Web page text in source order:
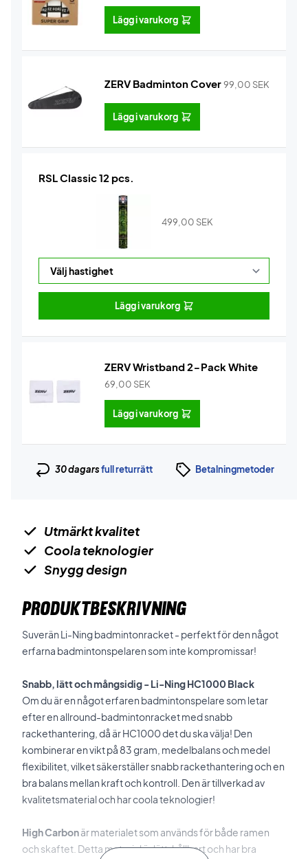
Lägg i varukorg
ZERV Badminton Cover99,00 SEK
Lägg i varukorg
RSL Classic 12 pcs.
499,00 SEK
Lägg i varukorg
ZERV Wristband 2-Pack White
69,00 SEK
Lägg i varukorg
30 dagarsfull returrätt Betalningmetoder
Utmärkt kvalitet
Coola teknologier
Snygg design
PRODUKTBESKRIVNING
Suverän Li-Ning badmintonracket - perfekt för den något
erfarna badmintonspelaren som inte kompromissar!
Snabb, lätt och mångsidig - Li-Ning HC1000 Black
Om du är en något erfaren badmintonspelare som letar
efter en allround-badmintonracket med snabb
rackethantering, då är HC1000 det du ska välja! Den
kombinerar en vikt på 83 gram, medelbalans och medel
flexibilitet, vilket säkerställer snabb rackethantering och en
bra balans mellan kraft och kontroll. Den är tillverkad av
kvalitetsmaterial och har coola teknologier!
High Carbonär materialet som används för både ramen
och skaftet. Detta material är lätt, hållbart och har bra